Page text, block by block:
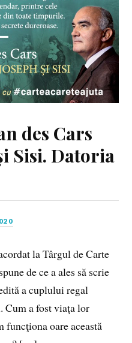
des Cars
Sisi. Datoria
la Târgul de Carte
de ce a ales să scrie
a cuplului regal
Cum a fost viaţa lor
funcţiona oare această